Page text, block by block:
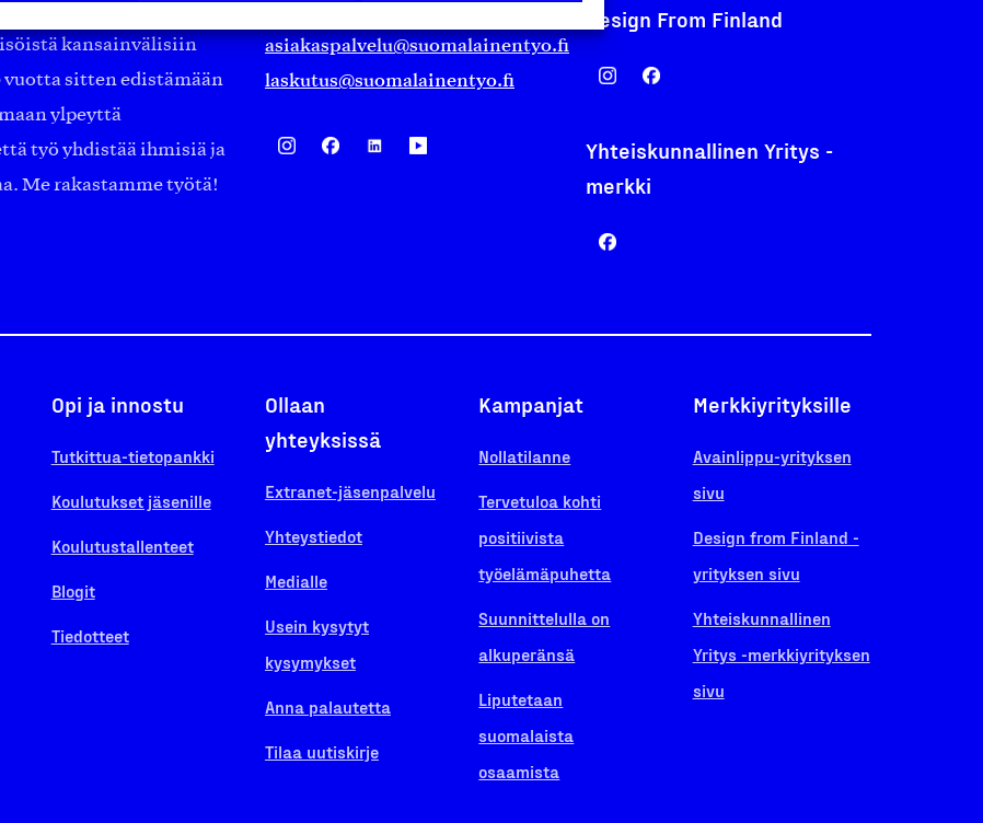
suomalaisen
kansainvälisiin
sitten edistämään
ylpeyttä
työ yhdistää ihmisiä ja
Me rakastamme työtä!
asiakaspalvelu@suomalainentyo.fi
laskutus@suomalainentyo.fi
Design From Finland
Yhteiskunnallinen Yritys -
merkki
Opi ja innostu
Tutkittua-tietopankki
Koulutukset jäsenille
Koulutustallenteet
Blogit
Tiedotteet
Ollaan
yhteyksissä
Extranet-jäsenpalvelu
Yhteystiedot
Medialle
Usein kysytyt
kysymykset
Anna palautetta
Tilaa uutiskirje
Kampanjat
Nollatilanne
Tervetuloa kohti
positiivista
työelämäpuhetta
Suunnittelulla on
alkuperänsä
Liputetaan
suomalaista
osaamista
Merkkiyrityksille
Avainlippu-yrityksen
sivu
Design from Finland -
yrityksen sivu
Yhteiskunnallinen
Yritys -merkkiyrityksen
sivu